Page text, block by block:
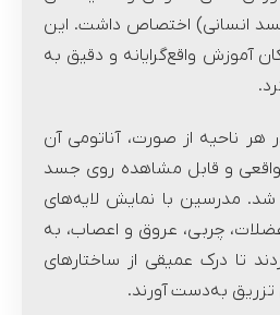
انسانی) اختصاص داشت. این
آموزش واقع‌گرایانه و دقیق به
هر ناحیه از صورت، آناتومی آن
و قابل مشاهده روی جسد
شد. مدرسین با نمایش لایه‌های
چربی، عروق و اعصاب، به
تا درک عمیقی از ساختارهای
به‌دست آورند.